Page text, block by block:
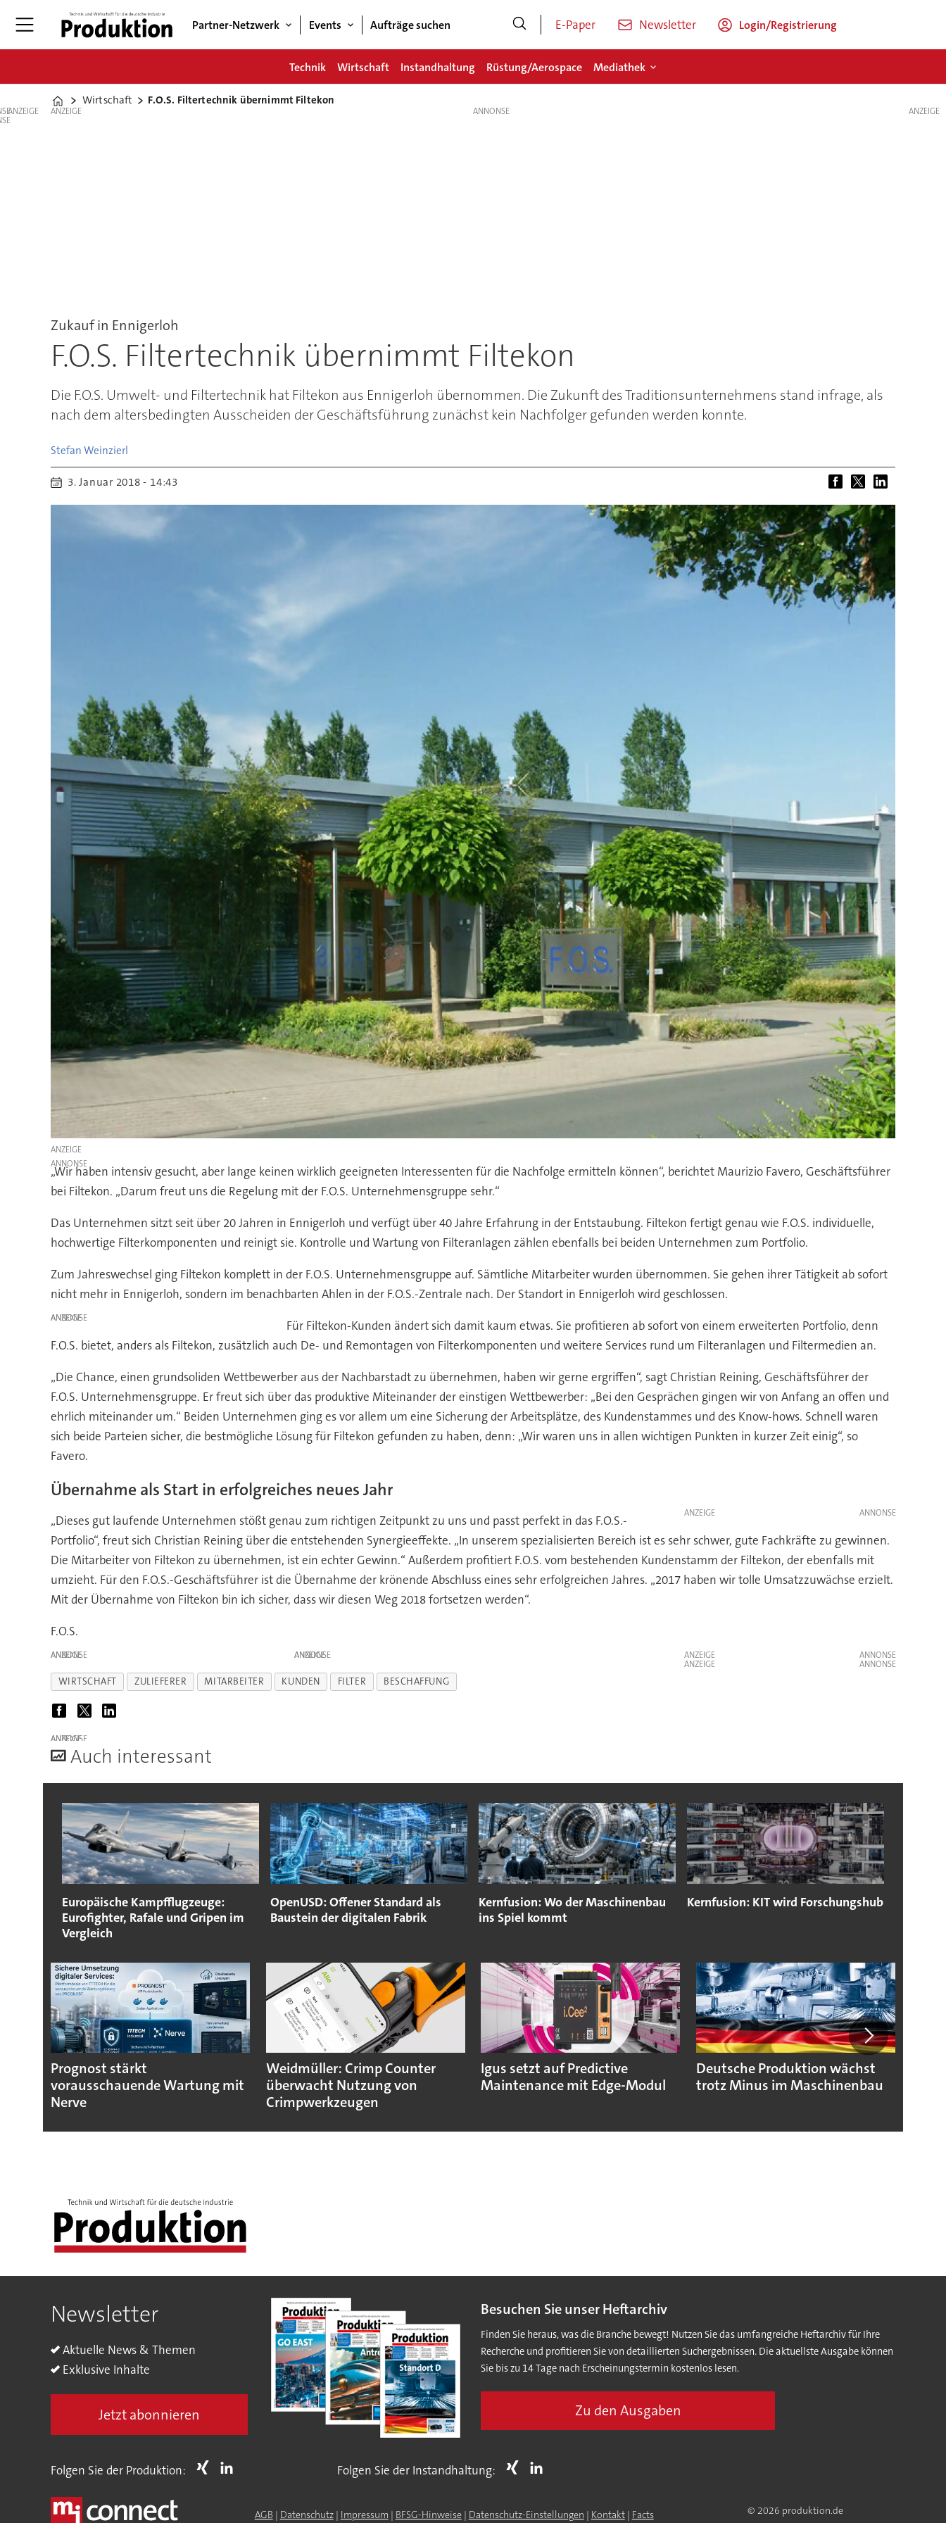
Partner-Netzwerk Events Aufträge suchen E-Paper Newsletter Login/Registrierung
Technik Wirtschaft Instandhaltung Rüstung/Aerospace Mediathek
Home
Wirtschaft F.O.S. Filtertechnik übernimmt Filtekon
ANZEIGE ANZEIGE
Zukauf in Ennigerloh
F.O.S. Filtertechnik übernimmt Filtekon
Die F.O.S. Umwelt- und Filtertechnik hat Filtekon aus Ennigerloh übernommen. Die Zukunft des Traditionsunternehmens stand infrage, als
nach dem altersbedingten Ausscheiden der Geschäftsführung zunächst kein Nachfolger gefunden werden konnte.
Stefan Weinzierl
3. Januar 2018 - 14:43
ANZEIGE
„Wir haben intensiv gesucht, aber lange keinen wirklich geeigneten Interessenten für die Nachfolge ermitteln können“, berichtet Maurizio Favero, Geschäftsführer
bei Filtekon. „Darum freut uns die Regelung mit der F.O.S. Unternehmensgruppe sehr.“
Das Unternehmen sitzt seit über 20 Jahren in Ennigerloh und verfügt über 40 Jahre Erfahrung in der Entstaubung. Filtekon fertigt genau wie F.O.S. individuelle,
hochwertige Filterkomponenten und reinigt sie. Kontrolle und Wartung von Filteranlagen zählen ebenfalls bei beiden Unternehmen zum Portfolio.
Zum Jahreswechsel ging Filtekon komplett in der F.O.S. Unternehmensgruppe auf. Sämtliche Mitarbeiter wurden übernommen. Sie gehen ihrer Tätigkeit ab sofort
nicht mehr in Ennigerloh, sondern im benachbarten Ahlen in der F.O.S.-Zentrale nach. Der Standort in Ennigerloh wird geschlossen.
ANZEIGE
Für Filtekon-Kunden ändert sich damit kaum etwas. Sie profitieren ab sofort von einem erweiterten Portfolio, denn
F.O.S. bietet, anders als Filtekon, zusätzlich auch De- und Remontagen von Filterkomponenten und weitere Services rund um Filteranlagen und Filtermedien an.
„Die Chance, einen grundsoliden Wettbewerber aus der Nachbarstadt zu übernehmen, haben wir gerne ergriffen“, sagt Christian Reining, Geschäftsführer der
F.O.S. Unternehmensgruppe. Er freut sich über das produktive Miteinander der einstigen Wettbewerber: „Bei den Gesprächen gingen wir von Anfang an offen und
ehrlich miteinander um.“ Beiden Unternehmen ging es vor allem um eine Sicherung der Arbeitsplätze, des Kundenstammes und des Know-hows. Schnell waren
sich beide Parteien sicher, die bestmögliche Lösung für Filtekon gefunden zu haben, denn: „Wir waren uns in allen wichtigen Punkten in kurzer Zeit einig“, so
Favero.
Übernahme als Start in erfolgreiches neues Jahr
ANZEIGE
„Dieses gut laufende Unternehmen stößt genau zum richtigen Zeitpunkt zu uns und passt perfekt in das F.O.S.-
Portfolio“, freut sich Christian Reining über die entstehenden Synergieeffekte. „In unserem spezialisierten Bereich ist es sehr schwer, gute Fachkräfte zu gewinnen.
Die Mitarbeiter von Filtekon zu übernehmen, ist ein echter Gewinn.“ Außerdem profitiert F.O.S. vom bestehenden Kundenstamm der Filtekon, der ebenfalls mit
umzieht. Für den F.O.S.-Geschäftsführer ist die Übernahme der krönende Abschluss eines sehr erfolgreichen Jahres. „2017 haben wir tolle Umsatzzuwächse erzielt.
Mit der Übernahme von Filtekon bin ich sicher, dass wir diesen Weg 2018 fortsetzen werden“.
F.O.S.
ANZEIGE ANZEIGE
ANZEIGE
ANZEIGE
WIRTSCHAFT ZULIEFERER MITARBEITER KUNDEN FILTER BESCHAFFUNG
ANZEIGE
Auch interessant
Europäische Kampfflugzeuge:
Eurofighter, Rafale und Gripen im
Vergleich
OpenUSD: Offener Standard als
Baustein der digitalen Fabrik
Kernfusion: Wo der Maschinenbau
ins Spiel kommt
Kernfusion: KIT wird Forschungshub
Prognost stärkt
vorausschauende Wartung mit
Nerve
Weidmüller: Crimp Counter
überwacht Nutzung von
Crimpwerkzeugen
Igus setzt auf Predictive
Maintenance mit Edge-Modul
Deutsche Produktion wächst
trotz Minus im Maschinenbau
ANZEIGE
Newsletter
Aktuelle News & Themen
Exklusive Inhalte
Jetzt abonnieren
Besuchen Sie unser Heftarchiv
Finden Sie heraus, was die Branche bewegt! Nutzen Sie das umfangreiche Heftarchiv für Ihre
Recherche und profitieren Sie von detaillierten Suchergebnissen. Die aktuellste Ausgabe können
Sie bis zu 14 Tage nach Erscheinungstermin kostenlos lesen.
Zu den Ausgaben
Folgen Sie der Produktion: Folgen Sie der Instandhaltung:
AGB | Datenschutz| Impressum | BFSG-Hinweise| Datenschutz-Einstellungen | Kontakt| Facts © 2026 produktion.de